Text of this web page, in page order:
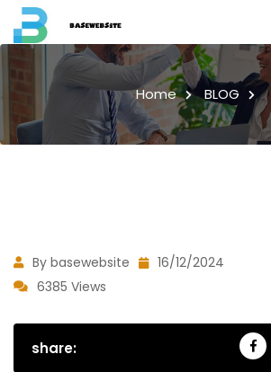
Home BLOG
By basewebsite
16/12/2024
6385 Views
share: